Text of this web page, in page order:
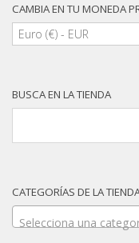
CAMBIA EN TU MONEDA
Euro (€) - EUR
BUSCA EN LA TIENDA
CATEGORÍAS DE LA
Selecciona una